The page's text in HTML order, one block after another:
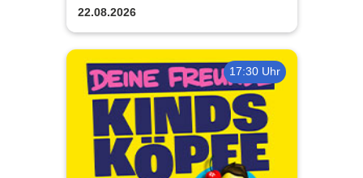
22.08.2026
17:30 Uhr